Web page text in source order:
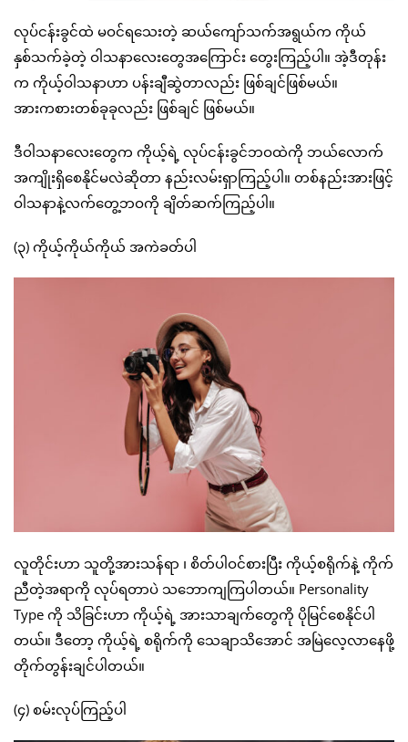
လုပ်ငန်းခွင်ထဲ မဝင်ရသေးတဲ့ ဆယ်ကျော်သက်အရွယ်က ကိုယ်
နှစ်သက်ခဲ့တဲ့ ဝါသနာလေးတွေအကြောင်း တွေးကြည့်ပါ။ အဲ့ဒီတုန်း
က ကိုယ့်ဝါသနာဟာ ပန်းချီဆွဲတာလည်း ဖြစ်ချင်ဖြစ်မယ်။
အားကစားတစ်ခုခုလည်း ဖြစ်ချင် ဖြစ်မယ်။
ဒီဝါသနာလေးတွေက ကိုယ့်ရဲ့ လုပ်ငန်းခွင်ဘဝထဲကို ဘယ်လောက်
အကျိုးရှိစေနိုင်မလဲဆိုတာ နည်းလမ်းရှာကြည့်ပါ။ တစ်နည်းအားဖြင့်
ဝါသနာနဲ့လက်တွေ့ဘဝကို ချိတ်ဆက်ကြည့်ပါ။
(၃) ကိုယ့်ကိုယ်ကိုယ် အကဲခတ်ပါ
လူတိုင်းဟာ သူတို့အားသန်ရာ ၊ စိတ်ပါဝင်စားပြီး ကိုယ့်စရိုက်နဲ့ ကိုက်
ညီတဲ့အရာကို လုပ်ရတာပဲ သဘောကျကြပါတယ်။ Personality
Type ကို သိခြင်းဟာ ကိုယ့်ရဲ့ အားသာချက်တွေကို ပိုမြင်စေနိုင်ပါ
တယ်။ ဒီတော့ ကိုယ့်ရဲ့ စရိုက်ကို သေချာသိအောင် အမြဲလေ့လာနေဖို့
တိုက်တွန်းချင်ပါတယ်။
(၄) စမ်းလုပ်ကြည့်ပါ